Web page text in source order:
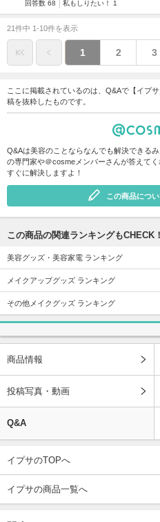
回答数 68 私もしりたい！ 1
21件中 1-10件を表示
1 2 3
ここに掲載されているのは、Q&Aで【イプ
稿を抜粋したものです。
Q&Aは美容のことならなんでも解決できる
の専門家や＠cosmeメンバーさんが答えて
すぐに解決しますよ！
この商品につ
この商品の関連ランキングもCHECK！
美容グッズ・美容家電 ランキング
メイクアップグッズ ランキング
その他メイクグッズ ランキング
商品情報
投稿写真・動画
Q&A
イプサのTOPへ
イプサの商品一覧へ